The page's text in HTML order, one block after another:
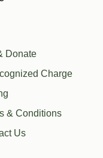
Donate
Charge
& Conditions
Us